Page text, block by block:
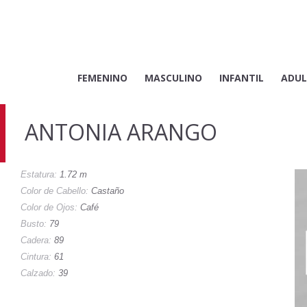
FEMENINO MASCULINO INFANTIL
ANTONIA ARANGO
Estatura: 1.72 m
Color de Cabello: Castaño
Color de Ojos: Café
Busto: 79
Cadera: 89
Cintura: 61
Calzado: 39